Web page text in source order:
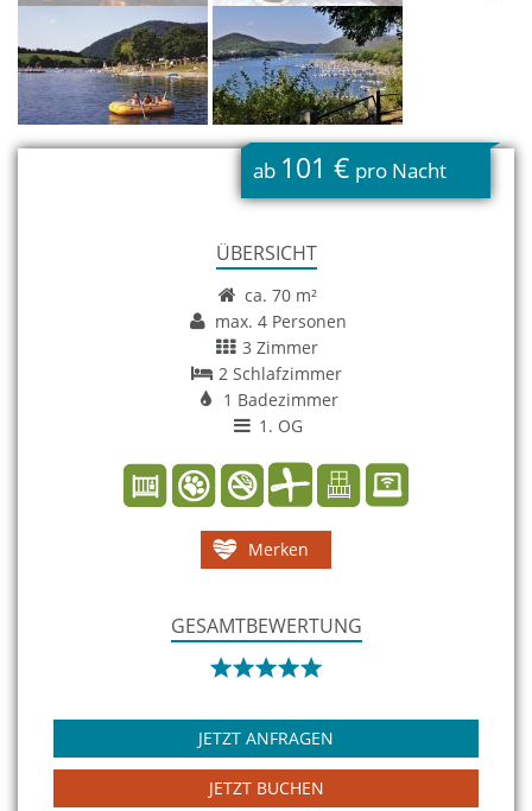
ab 101 € pro Nacht
ÜBERSICHT
ca. 70 m²
max. 4 Personen
3 Zimmer
2 Schlafzimmer
1 Badezimmer
1. OG
Merken
GESAMTBEWERTUNG
JETZT ANFRAGEN
JETZT BUCHEN